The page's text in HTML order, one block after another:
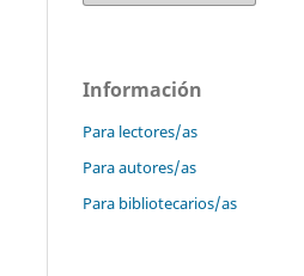
Información
Para lectores/as
Para autores/as
Para bibliotecarios/as